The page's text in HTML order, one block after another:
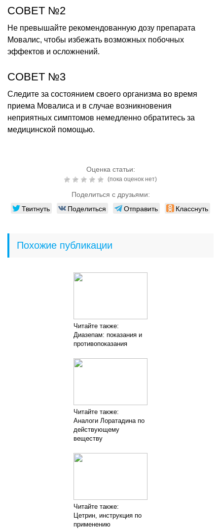
СОВЕТ №2
Не превышайте рекомендованную дозу препарата
Мовалис, чтобы избежать возможных побочных
эффектов и осложнений.
СОВЕТ №3
Следите за состоянием своего организма во время
приема Мовалиса и в случае возникновения
неприятных симптомов немедленно обратитесь за
медицинской помощью.
Оценка статьи:
(пока оценок нет)
Поделиться с друзьями:
Твитнуть Поделиться Отправить Класснуть
Похожие публикации
Читайте также:
Диазепам: показания и
противопоказания
Читайте также:
Аналоги Лоратадина по
действующему
веществу
Читайте также:
Цетрин, инструкция по
применению